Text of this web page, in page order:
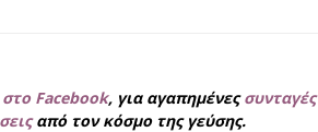
Facebook, για αγαπημένεςσυνταγές
από τον κόσμο της γεύσης.